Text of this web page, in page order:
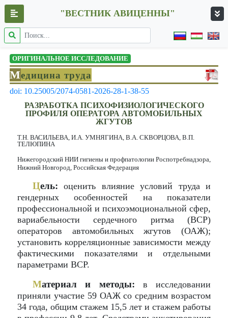
"ВЕСТНИК АВИЦЕННЫ"
ОРИГИНАЛЬНОЕ ИССЛЕДОВАНИЕ
Медицина труда
doi: 10.25005/2074-0581-2026-28-1-38-55
РАЗРАБОТКА ПСИХОФИЗИОЛОГИЧЕСКОГО
ПРОФИЛЯ ОПЕРАТОРА АВТОМОБИЛЬНЫХ
ЖГУТОВ
Т.Н. ВАСИЛЬЕВА, И.А. УМНЯГИНА, В.А. СКВОРЦОВА, В.П.
ТЕЛЮПИНА
Нижегородский НИИ гигиены и профпатологии Роспотребнадзора,
Нижний Новгород, Российская Федерация
Цель: оценить влияние условий труда и
гендерных особенностей на показатели
профессиональной и психоэмоциональной сфер,
вариабельности сердечного ритма (ВСР)
операторов автомобильных жгутов (ОАЖ);
установить корреляционные зависимости между
фактическими показателями и отдельными
параметрами ВСР.
Материал и методы: в исследовании
приняли участие 59 ОАЖ со средним возрастом
34 года, общим стажем 15,5 лет и стажем работы